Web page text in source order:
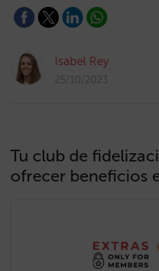
Isabel Rey
25/10/2023
Tu club de
ofrecer beneficios